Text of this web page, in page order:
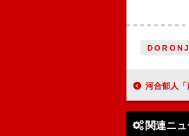
河合郁人「声だけで伝えるすご
関連ニ